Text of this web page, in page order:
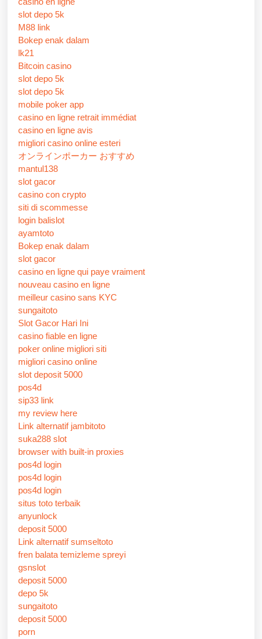
slot depo 5k
M88 link
Bokep enak dalam
lk21
Bitcoin casino
slot depo 5k
slot depo 5k
mobile poker app
casino en ligne retrait immédiat
casino en ligne avis
migliori casino online esteri
オンラインポーカー おすすめ
mantul138
slot gacor
casino con crypto
siti di scommesse
login balislot
ayamtoto
Bokep enak dalam
slot gacor
casino en ligne qui paye vraiment
nouveau casino en ligne
meilleur casino sans KYC
sungaitoto
Slot Gacor Hari Ini
casino fiable en ligne
poker online migliori siti
migliori casino online
slot deposit 5000
pos4d
sip33 link
my review here
Link alternatif jambitoto
suka288 slot
browser with built-in proxies
pos4d login
pos4d login
pos4d login
situs toto terbaik
anyunlock
deposit 5000
Link alternatif sumseltoto
fren balata temizleme spreyi
gsnslot
deposit 5000
depo 5k
sungaitoto
deposit 5000
porn